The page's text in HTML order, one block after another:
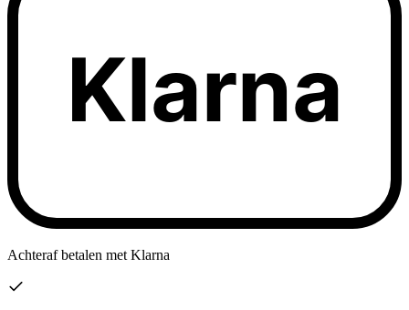
Klarna
Achteraf betalen met Klarna